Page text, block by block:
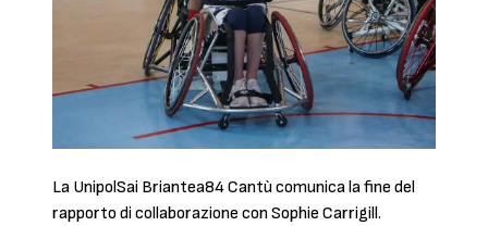
La UnipolSai Briantea84 Cantù comunica la fine del
rapporto di collaborazione con Sophie Carrigill.